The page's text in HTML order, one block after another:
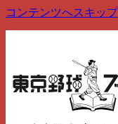
コンテンツへスキップ